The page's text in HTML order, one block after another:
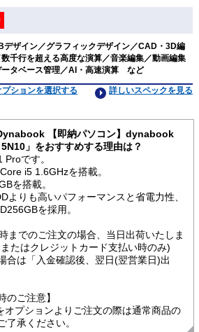
デザイン／グラフィックデザイン／CAD・3D編
千行を超える高度な演算／音楽編集／動画編集
ータベース管理／AI・高速演算 など
詳しいスペックを見る
プションを選択する
【即納パソコン】dynabook
」をおすすめする理由は？
です。
i5 1.6GHzを搭載。
を搭載。
よりも高いパフォーマンスと省電力性、
を採用。
までのご注文の場合、当日出荷いたしま
たはクレジットカード支払い時のみ)
合は「入金確認後、翌日(翌営業日)出
のご注意】
オプションよりご注文の際は通常商品の
了承ください。